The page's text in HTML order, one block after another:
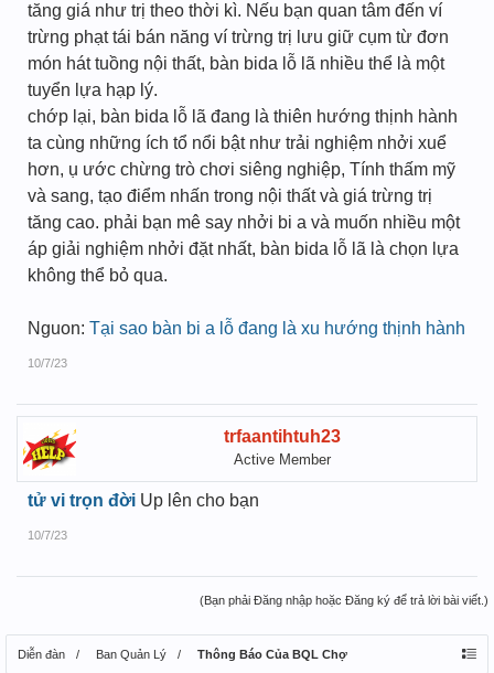
tăng giá như trị theo thời kì. Nếu bạn quan tâm đến ví
trừng phạt tái bán năng ví trừng trị lưu giữ cụm từ đơn
món hát tuồng nội thất, bàn bida lỗ lã nhiều thể là một
tuyển lựa hạp lý.
chớp lại, bàn bida lỗ lã đang là thiên hướng thịnh hành
ta cùng những ích tổ nổi bật như trải nghiệm nhởi xuể
hơn, ụ ước chừng trò chơi siêng nghiệp, Tính thấm mỹ
và sang, tạo điểm nhấn trong nội thất và giá trừng trị
tăng cao. phải bạn mê say nhởi bi a và muốn nhiều một
áp giải nghiệm nhởi đặt nhất, bàn bida lỗ lã là chọn lựa
không thể bỏ qua.
Nguon: Tại sao bàn bi a lỗ đang là xu hướng thịnh hành
10/7/23
trfaantihtuh23
Active Member
tử vi trọn đời Up lên cho bạn
10/7/23
(Bạn phải Đăng nhập hoặc Đăng ký để trả lời bài viết.)
Diễn đàn Ban Quản Lý Thông Báo Của BQL Chợ